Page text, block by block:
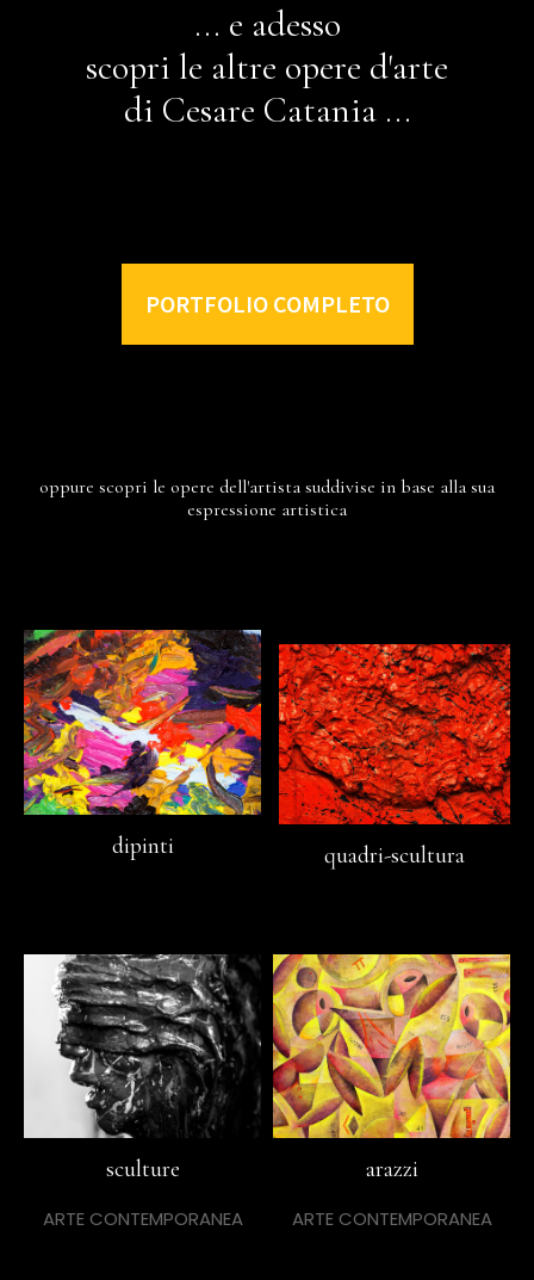
... e adesso
scopri le altre opere d'arte
di Cesare Catania ...
PORTFOLIO COMPLETO
oppure scopri le opere dell'artista suddivise in base alla sua
espressione artistica
dipinti quadri-scultura
sculture
ARTE CONTEMPORANEA
arazzi
ARTE CONTEMPORANEA